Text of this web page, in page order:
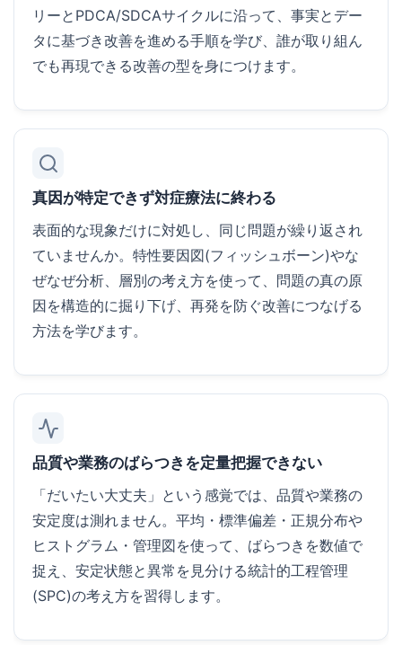
リーとPDCA/SDCAサイクルに沿って、事実とデー
タに基づき改善を進める手順を学び、誰が取り組ん
でも再現できる改善の型を身につけます。
真因が特定できず対症療法に終わる
表面的な現象だけに対処し、同じ問題が繰り返され
ていませんか。特性要因図(フィッシュボーン)やな
ぜなぜ分析、層別の考え方を使って、問題の真の原
因を構造的に掘り下げ、再発を防ぐ改善につなげる
方法を学びます。
品質や業務のばらつきを定量把握できない
「だいたい大丈夫」という感覚では、品質や業務の
安定度は測れません。平均・標準偏差・正規分布や
ヒストグラム・管理図を使って、ばらつきを数値で
捉え、安定状態と異常を見分ける統計的工程管理
(SPC)の考え方を習得します。